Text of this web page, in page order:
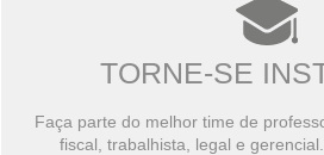
TORNE-SE
Faça parte do melhor time de
fiscal, trabalhista, legal e